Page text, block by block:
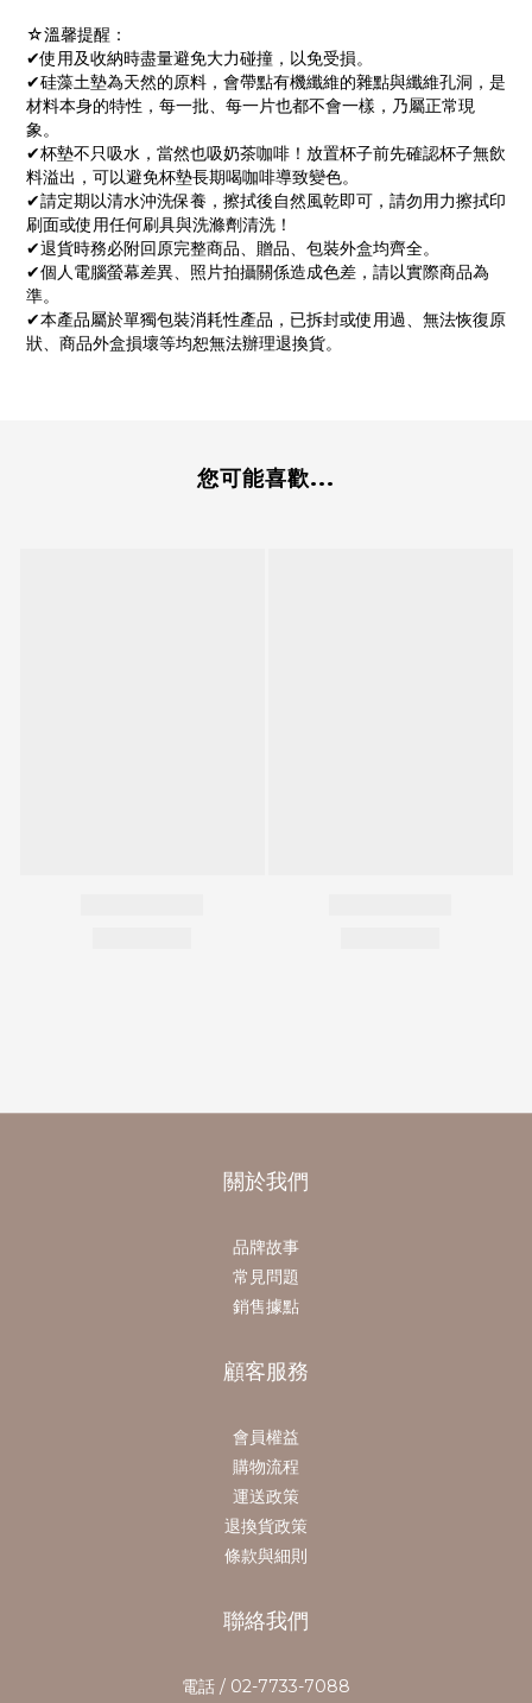
☆溫馨提醒：
✔使用及收納時盡量避免大力碰撞，以免受損。
✔硅藻土墊為天然的原料，會帶點有機纖維的雜點與纖維孔洞，是
材料本身的特性，每一批、每一片也都不會一樣，乃屬正常現
象。
✔杯墊不只吸水，當然也吸奶茶咖啡！放置杯子前先確認杯子無飲
料溢出，可以避免杯墊長期喝咖啡導致變色。
✔請定期以清水沖洗保養，擦拭後自然風乾即可，請勿用力擦拭印
刷面或使用任何刷具與洗滌劑清洗！
✔退貨時務必附回原完整商品、贈品、包裝外盒均齊全。
✔個人電腦螢幕差異、照片拍攝關係造成色差，請以實際商品為
準。
✔本產品屬於單獨包裝消耗性產品，已拆封或使用過、無法恢復原
狀、商品外盒損壞等均恕無法辦理退換貨。
您可能喜歡...
關於我們
品牌故事
常見問題
銷售據點
顧客服務
會員權益
購物流程
運送政策
退換貨政策
條款與細則
聯絡我們
電話 / 02-7733-7088